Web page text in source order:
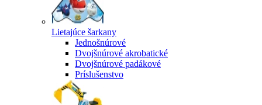
Lietajúce šarkany
Jednošnúrové
Dvojšnúrové akrobatické
Dvojšnúrové padákové
Príslušenstvo